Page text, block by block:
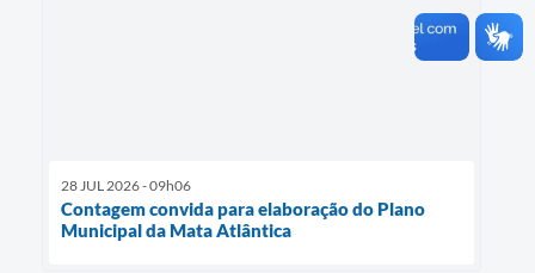
28 JUL 2026 - 09h06
Contagem convida para elaboração do Plano
Municipal da Mata Atlântica